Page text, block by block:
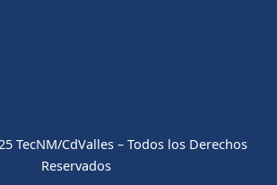
TecNM/CdValles – Todos los Derechos
Reservados